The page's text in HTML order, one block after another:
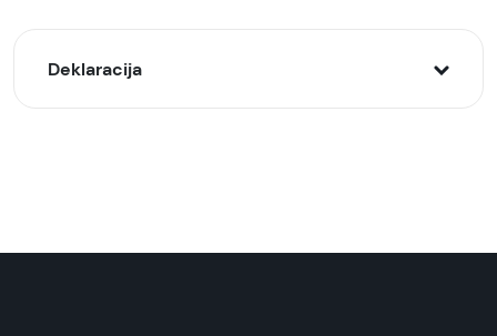
Deklaracija
Memorijska kartica